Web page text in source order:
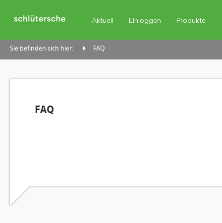
Aktuell Einloggen Produkte
Sie befinden sich hier: FAQ
FAQ